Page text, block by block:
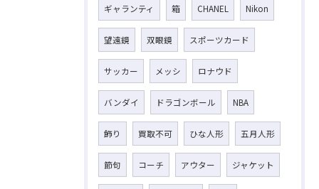
ギャランティ 箱 CHANEL Nikon
望遠鏡 双眼鏡 スポーツカード
サッカー メッシ ロナウド
バンダイ ドラゴンボール NBA
飾り 買取不可 ひな人形 五月人形
節句 コーチ アウター ジャケット